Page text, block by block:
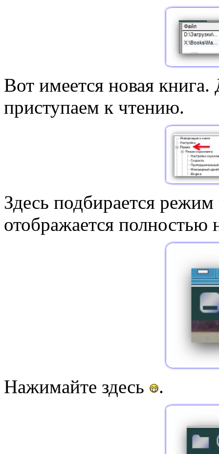
Вот имеется новая
приступаем к чтению.
Здесь подбирается
отображается полностью
Нажимайте здесь .